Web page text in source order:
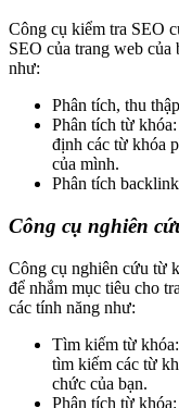
Công cụ kiểm tra SEO
SEO của trang web
như:
Phân tích, thu
Phân tích từ
định các từ khóa
của mình.
Phân tích backlink
Công cụ nghiên
Công cụ nghiên cứu từ
để nhắm mục tiêu cho
các tính năng như:
Tìm kiếm từ
tìm kiếm các từ
chức của bạn.
Phân tích từ